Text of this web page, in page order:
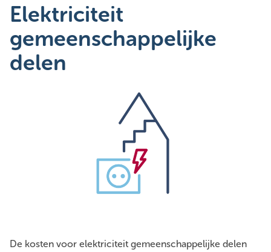
Elektriciteit
gemeenschappelijke
delen
De kosten voor elektriciteit gemeenschappelijke delen